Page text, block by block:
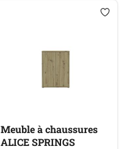
Meuble à chaussures
ALICE SPRINGS